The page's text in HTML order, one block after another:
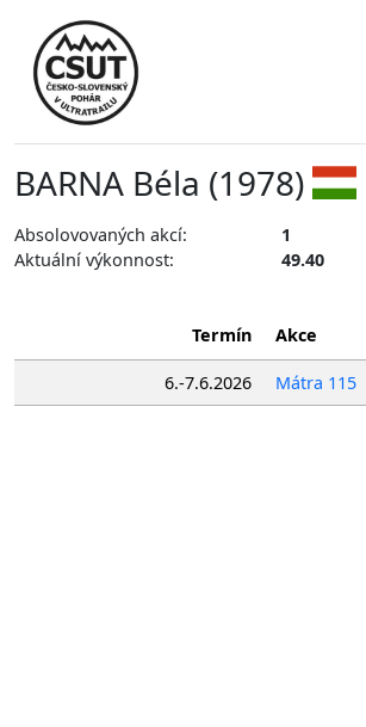
BARNA Béla (1978)
Absolovovaných akcí: 1
Aktuální výkonnost:
49.40
Termín Akce
6.-7.6.2026 Mátra 115